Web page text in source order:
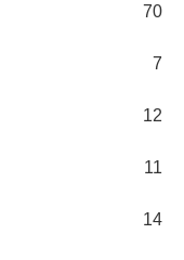
70
7
12
11
14